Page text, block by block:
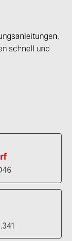
schnell und